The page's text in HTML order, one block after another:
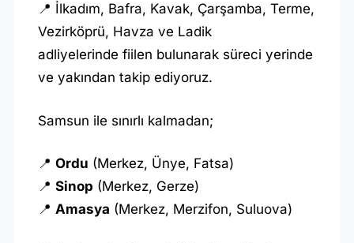
📍 İlkadım, Bafra, Kavak, Çarşamba, Terme,
Vezirköprü, Havza ve Ladik
adliyelerinde fiilen bulunarak süreci yerinde
ve yakından takip ediyoruz.
Samsun ile sınırlı kalmadan;
📍 Ordu (Merkez, Ünye, Fatsa)
📍 Sinop (Merkez, Gerze)
📍 Amasya (Merkez, Merzifon, Suluova)